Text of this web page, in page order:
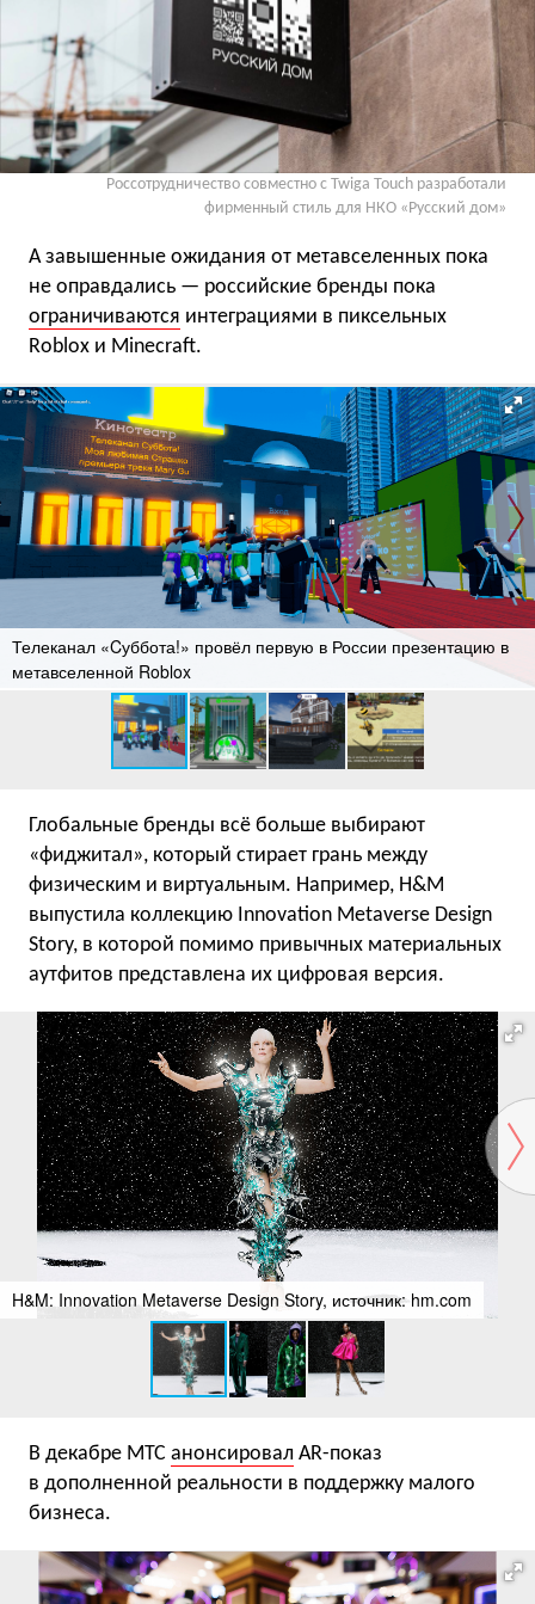
Россотрудничество совместно с Twiga Touch разработали
фирменный стиль для НКО «Русский дом»
А завышенные ожидания от метавселенных пока
не оправдались — российские бренды пока
ограничиваются интеграциями в пиксельных
Roblox и Minecraft.
Телеканал «Cуббота!» провёл первую в России презентацию в
метавселенной Roblox
Глобальные бренды всё больше выбирают
«фиджитал», который стирает грань между
физическим и виртуальным. Например, H&M
выпустила коллекцию Innovation Metaverse Design
Story, в которой помимо привычных материальных
аутфитов представлена их цифровая версия.
H&M: Innovation Metaverse Design Story, источник: hm.com
В декабре МТС анонсировал AR-показ
в дополненной реальности в поддержку малого
бизнеса.